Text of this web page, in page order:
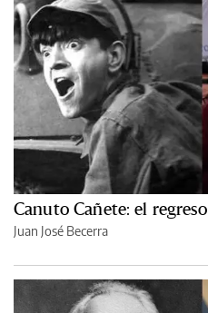
Canuto Cañete: el regreso
Juan José Becerra